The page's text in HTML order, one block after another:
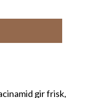
gir frisk,